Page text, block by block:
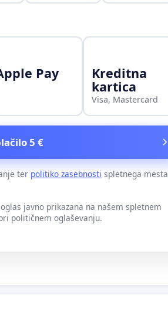
Pay Kreditna
kartica
Visa, Mastercard
5 €
ter politiko zasebnosti spletnega mesta
javno prikazana na našem spletnem
političnem oglaševanju.